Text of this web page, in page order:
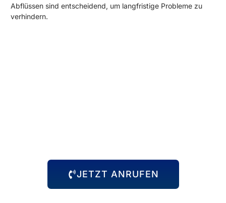
Abflüssen sind entscheidend, um langfristige Probleme zu
verhindern.
JETZT ANRUFEN